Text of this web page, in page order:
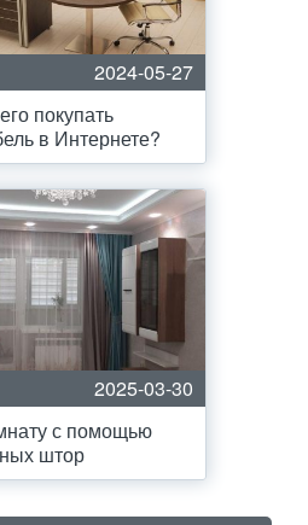
2024-05-27
покупать
в Интернете?
2025-03-30
с помощью
штор